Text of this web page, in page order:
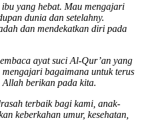
yang hebat. Mau mengajari
dunia dan setelahny.
dan mendekatkan diri pada
ayat suci Al-Qur’an yang
bagaimana untuk terus
berikan pada kita.
terbaik bagi kami, anak-
keberkahan umur, kesehatan,